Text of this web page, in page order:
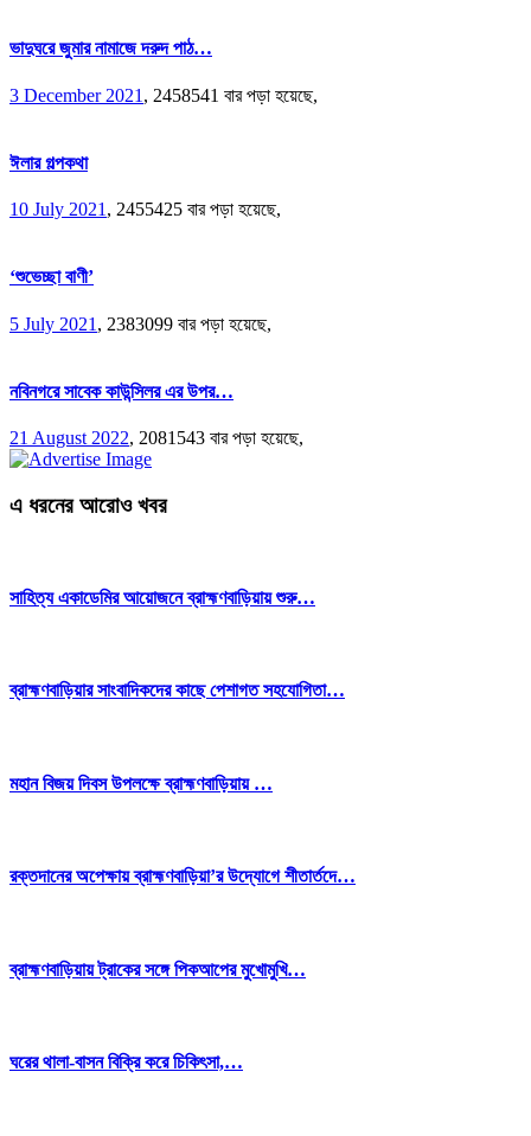
ভাদুঘরে জুমার নামাজে দরুদ পাঠ…
3 December 2021 , 2458541 বার পড়া হয়েছে,
ঈলার গল্পকথা
10 July 2021 , 2455425 বার পড়া হয়েছে,
‘শুভেচ্ছা বাণী’
5 July 2021 , 2383099 বার পড়া হয়েছে,
নবিনগরে সাবেক কাউন্সিলর এর উপর…
21 August 2022, 2081543 বার পড়া হয়েছে,
এ ধরনের আরোও খবর
সাহিত্য একাডেমির আয়োজনে ব্রাহ্মণবাড়িয়ায় শুরু…
ব্রাহ্মণবাড়িয়ার সাংবাদিকদের কাছে পেশাগত সহযোগিতা…
মহান বিজয় দিবস উপলক্ষে ব্রাহ্মণবাড়িয়ায় …
রক্তদানের অপেক্ষায় ব্রাহ্মণবাড়িয়া’র উদ্যোগে শীতার্তদে…
ব্রাহ্মণবাড়িয়ায় ট্রাকের সঙ্গে পিকআপের মুখোমুখি…
ঘরের থালা-বাসন বিক্রি করে চিকিৎসা,…